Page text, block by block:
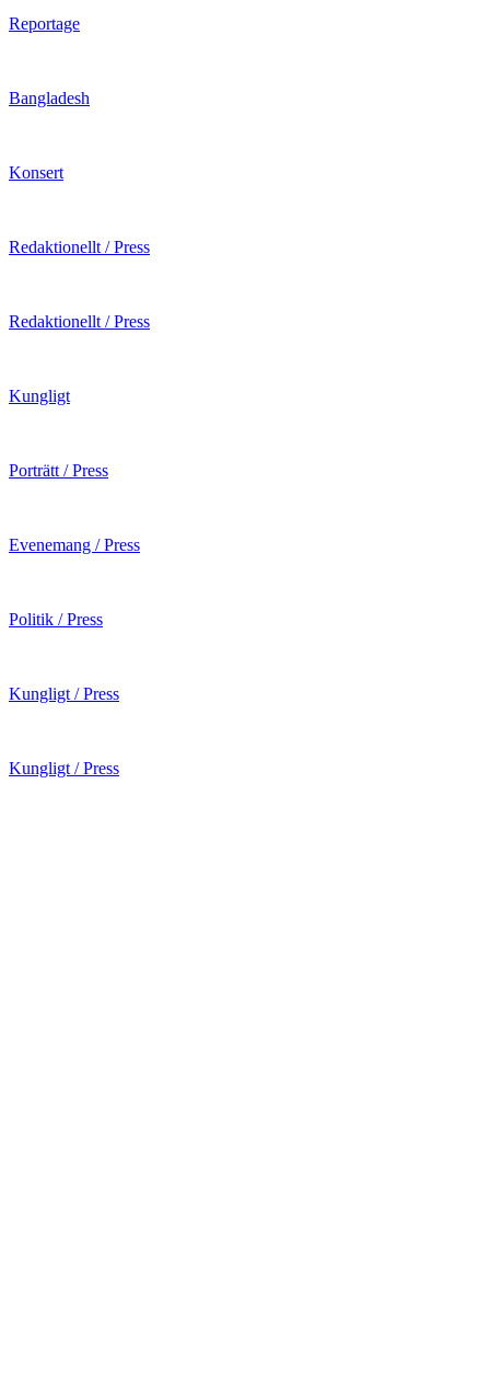
Reportage
Bangladesh
Konsert
Redaktionellt / Press
Redaktionellt / Press
Kungligt
Porträtt / Press
Evenemang / Press
Politik / Press
Kungligt / Press
Kungligt / Press